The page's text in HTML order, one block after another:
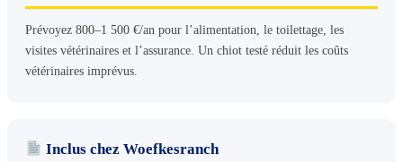
Prévoyez 800–1 500 €/an pour l’alimentation, le toilettage, les
visites vétérinaires et l’assurance. Un chiot testé réduit les coûts
vétérinaires imprévus.
Inclus chez Woefkesranch